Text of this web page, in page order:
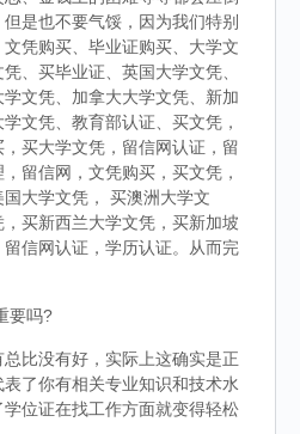
是也不要气馁，因为我们特别
凭购买、毕业证购买、大学文
、买毕业证、英国大学文凭、
文凭、加拿大大学文凭、新加
文凭、教育部认证、买文凭，
买大学文凭，留信网认证，留
留信网，文凭购买，买文凭，
大学文凭， 买澳洲大学文
买新西兰大学文凭，买新加坡
信网认证，学历认证。从而完
要吗?
比没有好，实际上这确实是正
了你有相关专业知识和技术水
位证在找工作方面就变得轻松